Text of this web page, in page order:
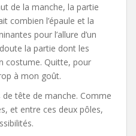
de la manche, la partie
combien l’épaule et la
pour l’allure d’un
la partie dont les
costume. Quitte, pour
à mon goût.
tête de manche. Comme
et entre ces deux pôles,